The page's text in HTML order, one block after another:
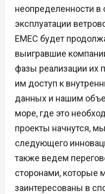
неопределенности в
эксплуатации
EMEC будет
выигравшие
фазы реализации их
им доступ к
данных и нашим
море, где это
проекты начнутся,
следующего
также ведем
сторонами, которые
заинтересованы в